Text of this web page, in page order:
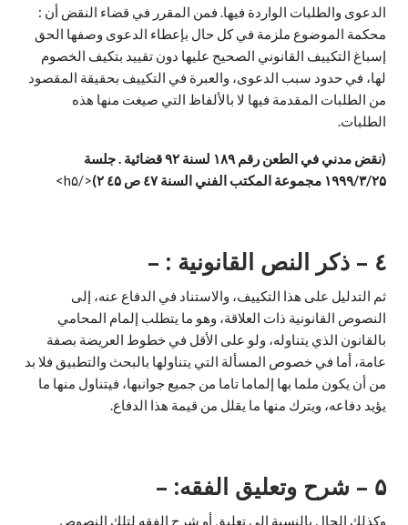
الدعوى والطلبات الواردة فيها. فمن المقرر في قضاء النقض أن :
محكمة الموضوع ملزمة في كل حال بإعطاء الدعوى وصفها الحق
إسباغ التكييف القانوني الصحيح عليها دون تقييد بتكيف الخصوم
لها، في حدود سبب الدعوى، والعبرة في التكييف بحقيقة المقصود
من الطلبات المقدمة فيها لا بالألفاظ التي صيغت منها هذه
الطلبات.
(نقض مدني في الطعن رقم ۱۸۹ لسنة ۹۲قضائية . جلسة
۱۹۹۹/۳/۲۵ مجموعة المكتب الفني السنة ٤۷ ص ٤ ۵ ۲) </h۵>
٤ – ذكر النص القانونية : –
ثم التدليل على هذا التكييف، والاستناد في الدفاع عنه، إلى
النصوص القانونية ذات العلاقة، وهو ما يتطلب إلمام المحامي
بالقانون الذي يتناوله، ولو على الأقل في خطوط العريضة بصفة
عامة، أما في خصوص المسألة التي يتناولها بالبحث والتطبيق فلا بد
من أن يكون ملما بها إلماما تاما من جميع جوانبها، فيتناول منها ما
يؤيد دفاعه، ويترك منها ما يقلل من قيمة هذا الدفاع.
۵ – شرح وتعليق الفقه: –
وكذلك الحال بالنسبة إلى تعليق أو شرح الفقه لتلك النصوص